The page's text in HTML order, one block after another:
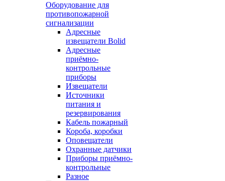
Оборудование для
противопожарной
сигнализации
Адресные
извещатели Bolid
Адресные
приёмно-
контрольные
приборы
Извещатели
Источники
питания и
резервирования
Кабель пожарный
Короба, коробки
Оповещатели
Охранные датчики
Приборы приёмно-
контрольные
Разное